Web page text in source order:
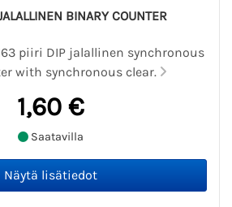
BINARY COUNTER
piiri DIP jalallinen synchronous
with synchronous clear.
1,60 €
Saatavilla